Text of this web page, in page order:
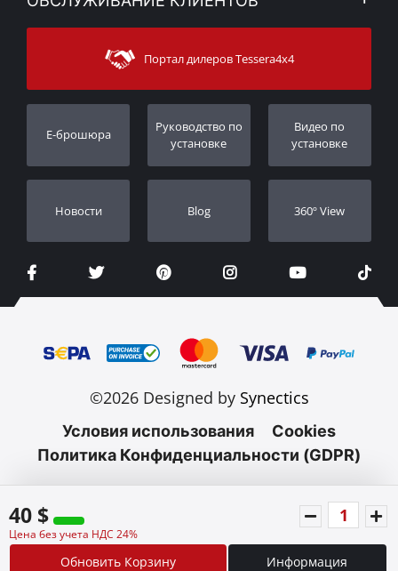
40 $
Цена без учета НДС 24%
Обновить Корзину Информация
Новости
Sitemap
Методы доставки
Связаться с
Поддержка клиентов
Порядок слежения
Дилеры
Портал дилеров Tessera4x4
E-брошюра
Pуководство по
установке
Видео по
установке
Новости Blog 360º View
©2026 Designed by Synectics
Условия использования
Cookies
Политика Конфиденциальности (GDPR)